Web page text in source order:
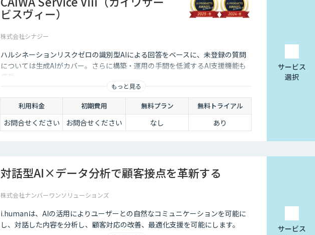
ビスヴィー）
株式会社シナジー
ハルシネーションリスクゼロの識別型AIによる回答をベースに、未登録の質問
については⽣成AIがカバー。さらに構築・運⽤の⼿間を低減するAI⽀援機能も
搭載。
もっと見る
利用料金 初期費用 無料プラン 無料トライアル
お問合せください お問合せください なし あり
サービス
選択
対話型AI×データ分析で顧客接点を革新する
株式会社ナンバーワンソリューションズ
i.humanは、AIの活用によりユーザーとの自然なコミュニケーションを可能に
し、対話した内容を分析し、顧客対応の改善、最適化支援を可能にします。
サービス